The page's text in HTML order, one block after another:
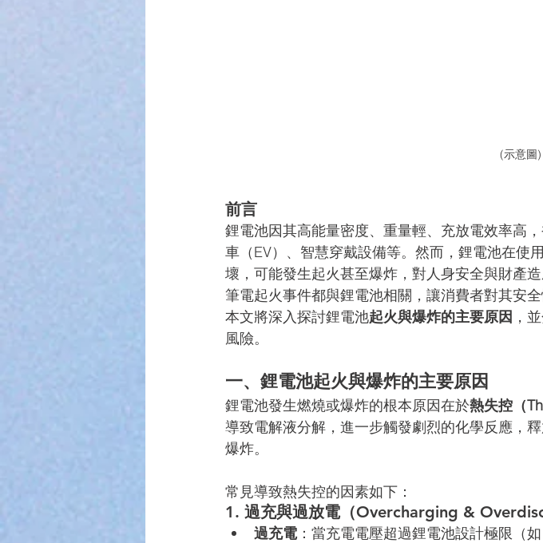
(示意圖)
前言
鋰電池因其高能量密度、重量輕、充放電效率高
車（EV）、智慧穿戴設備等。然而，鋰電池在使
壞，可能發生起火甚至爆炸，對人身安全與財產
筆電起火事件都與鋰電池相關，讓消費者對其安全
本文將深入探討鋰電池起火與爆炸的主要原因 ，
風險。
一、鋰電池起火與爆炸的主要原因
鋰電池發生燃燒或爆炸的根本原因在於熱失控（
導致電解液分解，進一步觸發劇烈的化學反應，
爆炸。
常見導致熱失控的因素如下：
1. 過充與過放電（Overcharging &
過充電：當充電電壓超過鋰電池設計極限（